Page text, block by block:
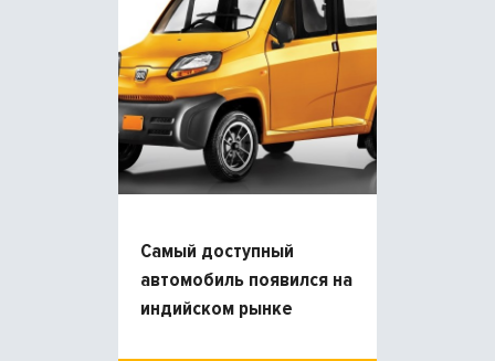
Самый доступный
автомобиль появился на
индийском рынке